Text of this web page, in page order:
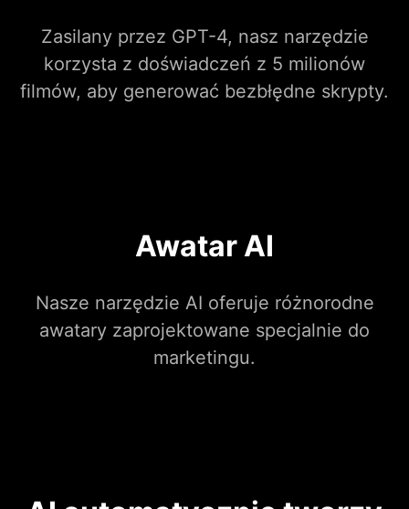
Zasilany przez GPT-4, nasz narzędzie
korzysta z doświadczeń z 5 milionów
filmów, aby generować bezbłędne skrypty.
Awatar AI
Nasze narzędzie AI oferuje różnorodne
awatary zaprojektowane specjalnie do
marketingu.